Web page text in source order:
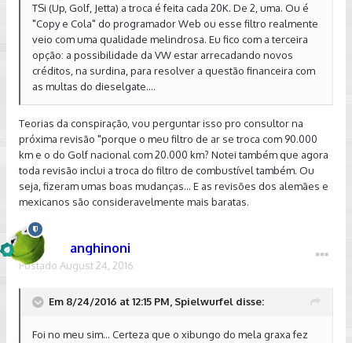
TSi (Up, Golf, Jetta) a troca é feita cada 20K. De 2, uma. Ou é
"Copy e Cola" do programador Web ou esse filtro realmente
veio com uma qualidade melindrosa. Eu fico com a terceira
opção: a possibilidade da VW estar arrecadando novos
créditos, na surdina, para resolver a questão financeira com
as multas do dieselgate....
Teorias da conspiração, vou perguntar isso pro consultor na
próxima revisão "porque o meu filtro de ar se troca com 90.000
km e o do Golf nacional com 20.000 km? Notei também que agora
toda revisão inclui a troca do filtro de combustível também. Ou
seja, fizeram umas boas mudanças... E as revisões dos alemães e
mexicanos são consideravelmente mais baratas.
anghinoni
Postado August 24, 2016
Em 8/24/2016 at 12:15 PM, Spielwurfel disse:
Foi no meu sim... Certeza que o xibungo do mela graxa fez